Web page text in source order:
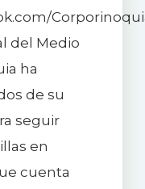
del Medio
ha
de su
seguir
en
cuenta